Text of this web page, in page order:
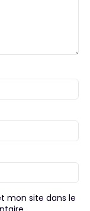
mon site dans le